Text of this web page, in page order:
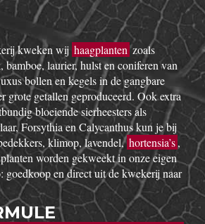
kweken wij haagplantenzoals
bamboe, laurier, hulst en coniferen van
bollen en kegels in de gangbare
grote getallen geproduceerd. Ook extra
bloeiende sierheesters als
Forsythia en Calycanthus kun je bij
klimop, lavendel,hortensia’s,
worden gekweekt in onze eigen
goedkoop en direct uit de kwekerij naar